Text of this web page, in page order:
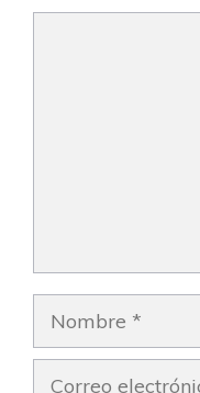
Nombre
Correo